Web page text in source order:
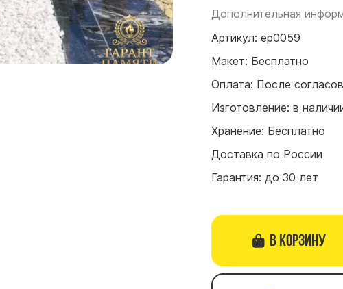
Дополнительная
Артикул: ep0059
Макет: Бесплатно
Оплата: После
Изготовление: в
Хранение: Бесплатно
Доставка по России
Гарантия: до 30 лет
В корзину